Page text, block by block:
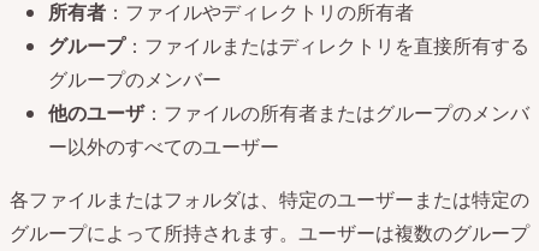
所有者 ：ファイルやディレクトリの所有者
グループ：ファイルまたはディレクトリを直接所有する
グループのメンバー
他のユーザ：ファイルの所有者またはグループのメンバ
ー以外のすべてのユーザー
各ファイルまたはフォルダは、特定のユーザーまたは特定の
グループによって所持されます。ユーザーは複数のグループ